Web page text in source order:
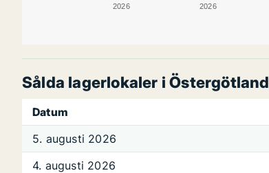
2026
2026
Sålda lagerlokaler i Östergötland
Datum
5. augusti 2026
4. augusti 2026